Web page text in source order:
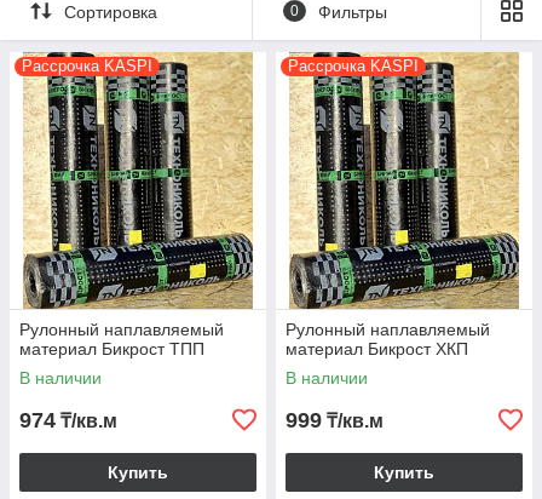
Сортировка 0 Фильтры
Рассрочка KASPI
Рулонный наплавляемый
материал Бикрост ТПП
В наличии
974 ₸/кв.м
Купить
Рассрочка KASPI
Рулонный наплавляемый
материал Бикрост ХКП
В наличии
999 ₸/кв.м
Купить